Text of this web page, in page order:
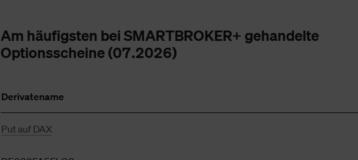
Am häufigsten bei SMARTBROKER+ gehandelte
Optionsscheine (07.2026)
Derivatename
Put auf DAX